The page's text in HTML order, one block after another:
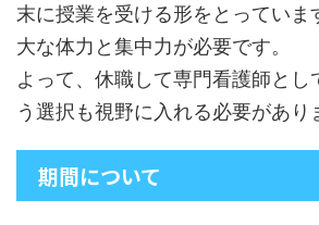
末に授業を受ける形をとっていま
大な体力と集中力が必要です。
よって、休職して専門看護師とし
う選択も視野に入れる必要があり
期間について